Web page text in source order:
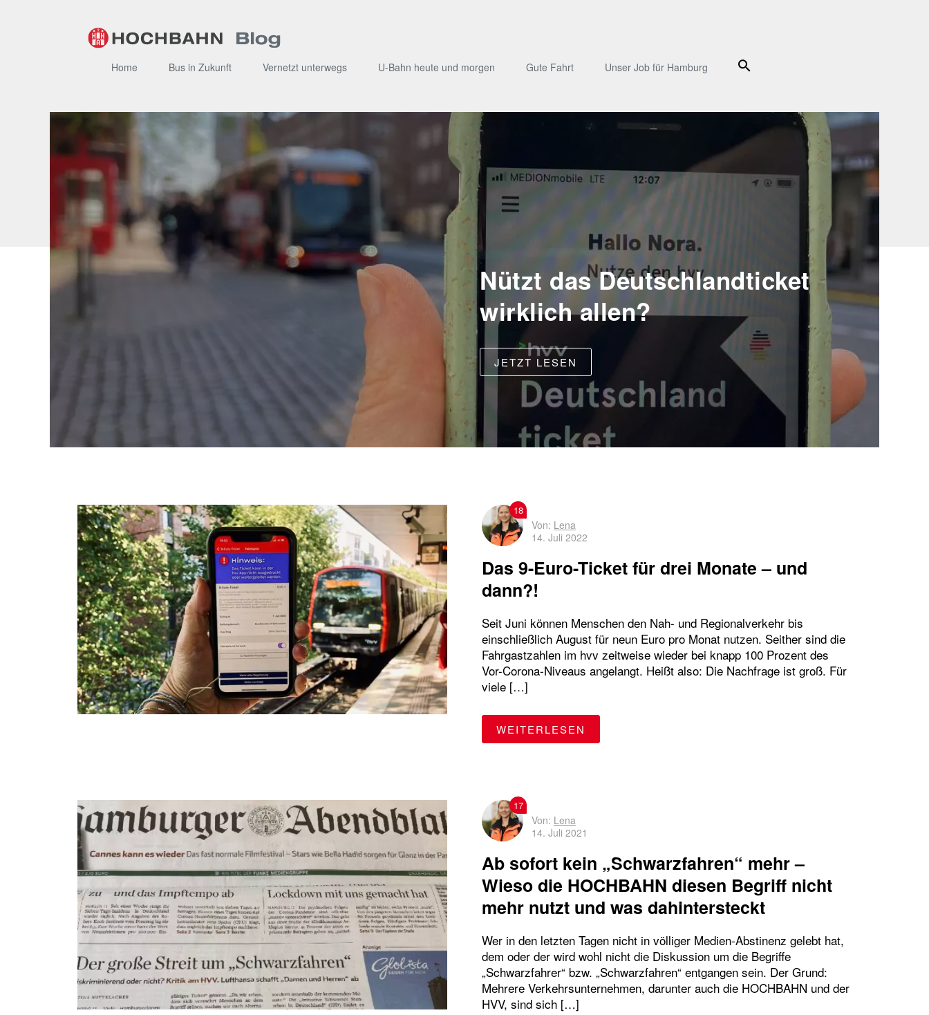
Home Bus in Zukunft Vernetzt unterwegs U-Bahn heute und morgen Gute Fahrt Unser Job für Hamburg Suche
Nützt das Deutschlandticket
wirklich allen?
JETZT LESEN
Das 9-Euro-Ticket für drei Monate – und
dann?!
18
Von: Lena
14. Juli 2022
Seit Juni können Menschen den Nah- und Regionalverkehr bis
einschließlich August für neun Euro pro Monat nutzen. Seither sind die
Fahrgastzahlen im hvv zeitweise wieder bei knapp 100 Prozent des
Vor-Corona-Niveaus angelangt. Heißt also: Die Nachfrage ist groß. Für
viele […]
WEITERLESEN
Ab sofort kein „Schwarzfahren“ mehr –
Wieso die HOCHBAHN diesen Begriff nicht
mehr nutzt und was dahintersteckt
17
Von: Lena
14. Juli 2021
Wer in den letzten Tagen nicht in völliger Medien-Abstinenz gelebt hat,
dem oder der wird wohl nicht die Diskussion um die Begriffe
„Schwarzfahrer“ bzw. „Schwarzfahren“ entgangen sein. Der Grund:
Mehrere Verkehrsunternehmen, darunter auch die HOCHBAHN und der
HVV, sind sich […]